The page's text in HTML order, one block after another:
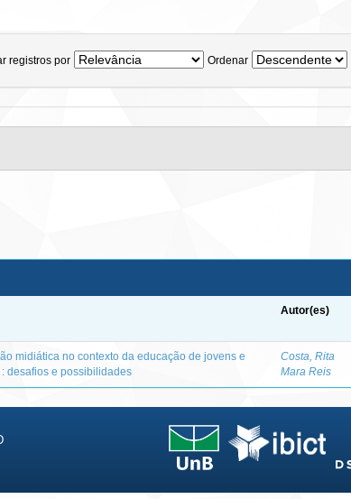
registros por Ordenar
Autor(es)
midiática no contexto da educação de jovens e
desafios e possibilidades
Costa, Rita
Mara Reis